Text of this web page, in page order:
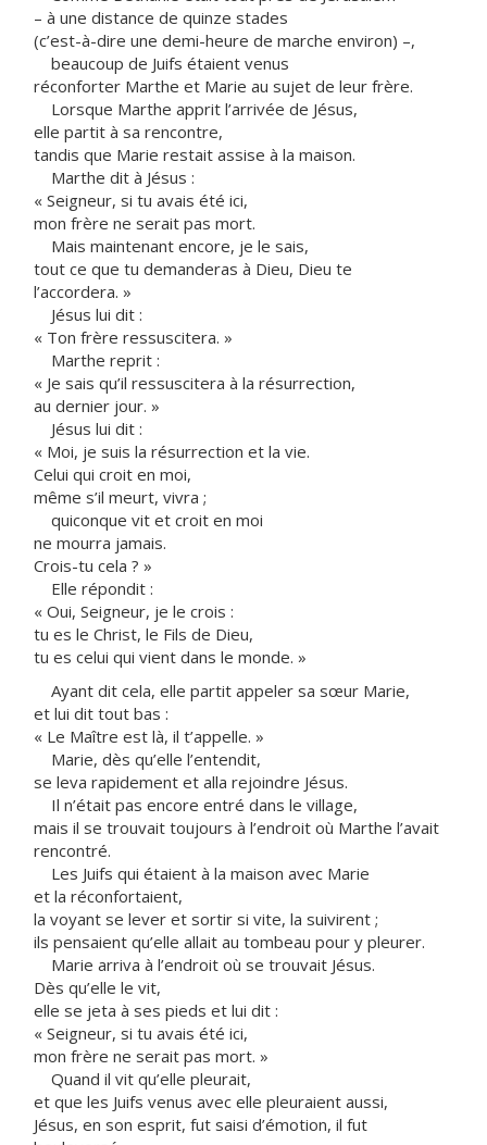
– à une distance de quinze stades
(c’est-à-dire une demi-heure de marche environ) –,
beaucoup de Juifs étaient venus
réconforter Marthe et Marie au sujet de leur frère.
Lorsque Marthe apprit l’arrivée de Jésus,
elle partit à sa rencontre,
tandis que Marie restait assise à la maison.
Marthe dit à Jésus :
« Seigneur, si tu avais été ici,
mon frère ne serait pas mort.
Mais maintenant encore, je le sais,
tout ce que tu demanderas à Dieu, Dieu te
l’accordera. »
Jésus lui dit :
« Ton frère ressuscitera. »
Marthe reprit :
« Je sais qu’il ressuscitera à la résurrection,
au dernier jour. »
Jésus lui dit :
« Moi, je suis la résurrection et la vie.
Celui qui croit en moi,
même s’il meurt, vivra ;
quiconque vit et croit en moi
ne mourra jamais.
Crois-tu cela ? »
Elle répondit :
« Oui, Seigneur, je le crois :
tu es le Christ, le Fils de Dieu,
tu es celui qui vient dans le monde. »
Ayant dit cela, elle partit appeler sa sœur Marie,
et lui dit tout bas :
« Le Maître est là, il t’appelle. »
Marie, dès qu’elle l’entendit,
se leva rapidement et alla rejoindre Jésus.
Il n’était pas encore entré dans le village,
mais il se trouvait toujours à l’endroit où Marthe l’avait
rencontré.
Les Juifs qui étaient à la maison avec Marie
et la réconfortaient,
la voyant se lever et sortir si vite, la suivirent ;
ils pensaient qu’elle allait au tombeau pour y pleurer.
Marie arriva à l’endroit où se trouvait Jésus.
Dès qu’elle le vit,
elle se jeta à ses pieds et lui dit :
« Seigneur, si tu avais été ici,
mon frère ne serait pas mort. »
Quand il vit qu’elle pleurait,
et que les Juifs venus avec elle pleuraient aussi,
Jésus, en son esprit, fut saisi d’émotion, il fut